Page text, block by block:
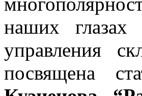
наших глазах
управления
посвящена